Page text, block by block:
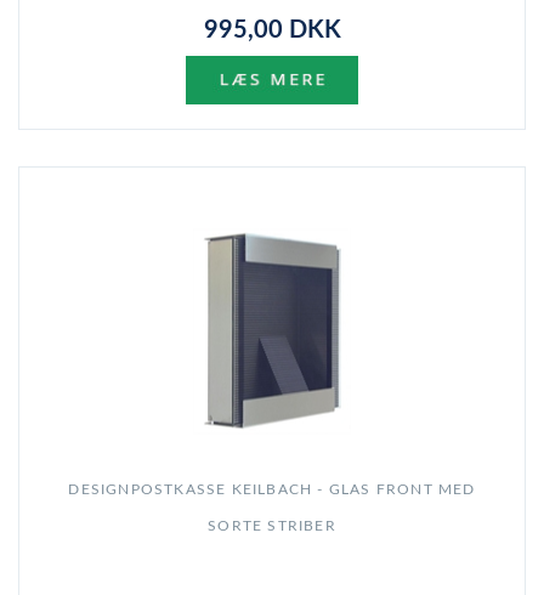
995,00 DKK
DESIGNPOSTKASSE KEILBACH - GLAS FRONT MED
SORTE STRIBER